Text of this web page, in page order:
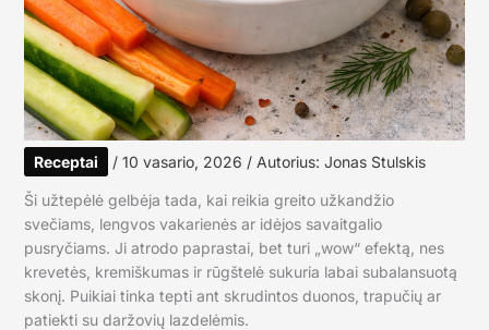
Receptai / 10 vasario, 2026 / Autorius: Jonas Stulskis
Ši užtepėlė gelbėja tada, kai reikia greito užkandžio
svečiams, lengvos vakarienės ar idėjos savaitgalio
pusryčiams. Ji atrodo paprastai, bet turi „wow“ efektą, nes
krevetės, kremiškumas ir rūgštelė sukuria labai subalansuotą
skonį. Puikiai tinka tepti ant skrudintos duonos, trapučių ar
patiekti su daržovių lazdelėmis.